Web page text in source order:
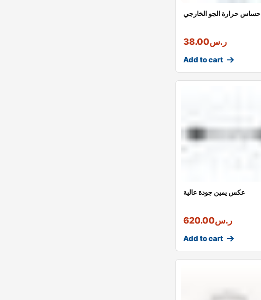
حساس حرارة الجو الخارجي
ر.س38.00
Add to cart
عكس يمين جودة عالية
ر.س620.00
Add to cart